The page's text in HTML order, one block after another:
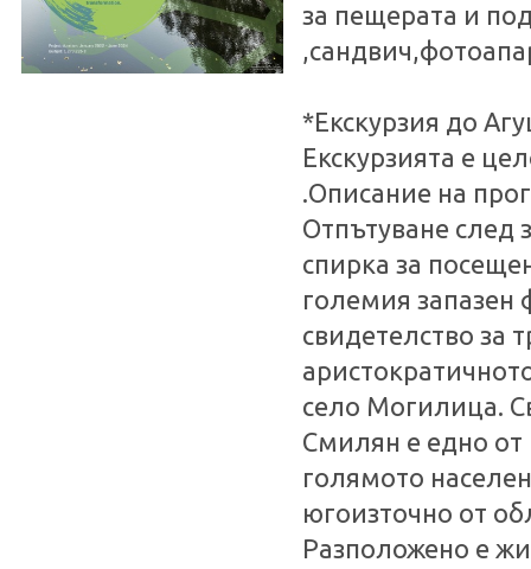
за пещерата и
*Екскурзия до
Екскурзията е
.Описание на
Отпътуване след
спирка за
големия запазен
свидетелство за
село Могилица.
Смилян е едно
голямото
югоизточно от
Разположено е